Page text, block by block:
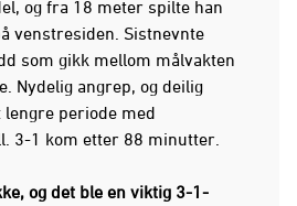
og fra 18 meter spilte han
venstresiden. Sistnevnte
som gikk mellom målvakten
Nydelig angrep, og deilig
periode med
3-1 kom etter 88 minutter.
og det ble en viktig 3-1-